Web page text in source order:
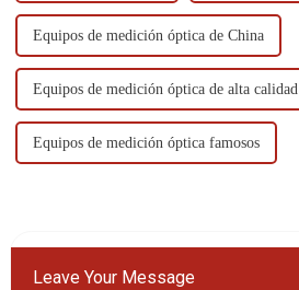
Equipos de medición óptica de China
Equipos de medición óptica de alta calidad
Equipos de medición óptica famosos
Leave Your Message